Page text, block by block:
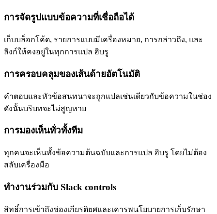
การจัดรูปแบบข้อความที่เชื่อถือได้
เก็บบล็อกโค้ด, รายการแบบมีเครื่องหมาย, การกล่าวถึง, และ
ลิงก์ให้คงอยู่ในทุกการแปล ฮิบรู
การครอบคลุมของเส้นด้ายอัตโนมัติ
คำตอบและหัวข้อสนทนาจะถูกแปลเช่นเดียวกับข้อความในช่อง
ดังนั้นบริบทจะไม่สูญหาย
การมองเห็นทั่วทั้งทีม
ทุกคนจะเห็นทั้งข้อความต้นฉบับและการแปล ฮิบรู โดยไม่ต้อง
สลับเครื่องมือ
ทำงานร่วมกับ Slack controls
สิทธิ์การเข้าถึงช่องเกียรติยศและเคารพนโยบายการเก็บรักษา